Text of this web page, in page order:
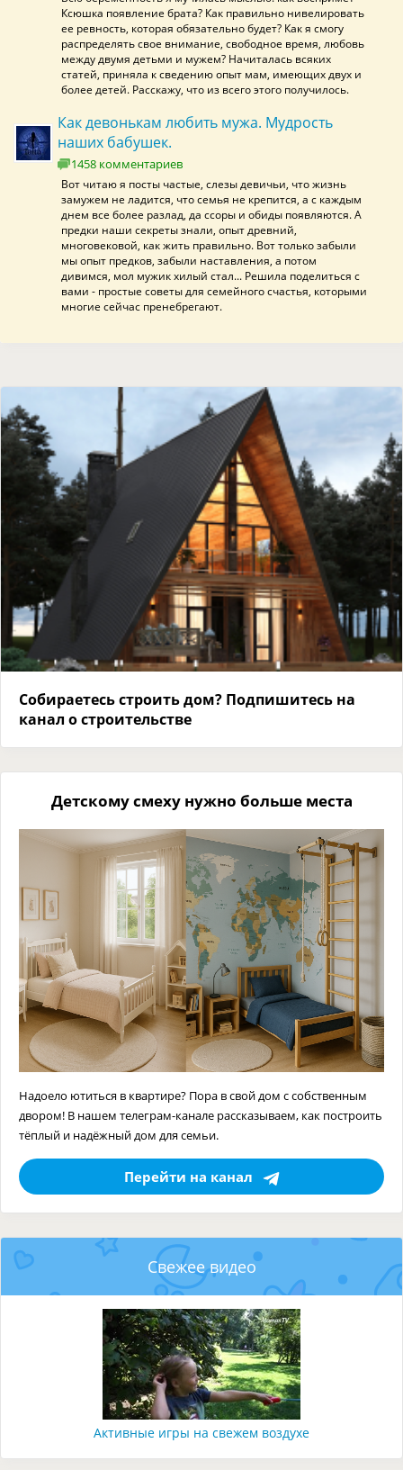
Ксюшка появление брата? Как правильно нивелировать
ее ревность, которая обязательно будет? Как я смогу
распределять свое внимание, свободное время, любовь
между двумя детьми и мужем? Начиталась всяких
статей, приняла к сведению опыт мам, имеющих двух и
более детей. Расскажу, что из всего этого получилось.
Как девонькам любить мужа. Мудрость
наших бабушек.
1458 комментариев
Вот читаю я посты частые, слезы девичьи, что жизнь
замужем не ладится, что семья не крепится, а с каждым
днем все более разлад, да ссоры и обиды появляются. А
предки наши секреты знали, опыт древний,
многовековой, как жить правильно. Вот только забыли
мы опыт предков, забыли наставления, а потом
дивимся, мол мужик хилый стал... Решила поделиться с
вами - простые советы для семейного счастья, которыми
многие сейчас пренебрегают.
Собираетесь строить дом? Подпишитесь на
канал о строительстве
Детскому смеху нужно больше места
Надоело ютиться в квартире? Пора в свой дом с собственным
двором! В нашем телеграм-канале рассказываем, как построить
тёплый и надёжный дом для семьи.
Перейти на канал
Свежее видео
Активные игры на свежем воздухе